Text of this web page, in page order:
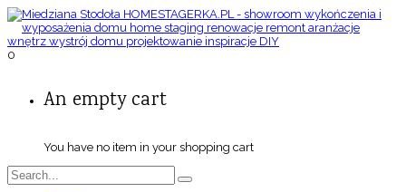
0
An empty cart
You have no item in your shopping cart